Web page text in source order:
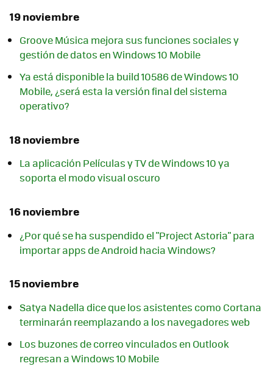
19 noviembre
Groove Música mejora sus funciones sociales y
gestión de datos en Windows 10 Mobile
Ya está disponible la build 10586 de Windows 10
Mobile, ¿será esta la versión final del sistema
operativo?
18 noviembre
La aplicación Películas y TV de Windows 10 ya
soporta el modo visual oscuro
16 noviembre
¿Por qué se ha suspendido el "Project Astoria" para
importar apps de Android hacia Windows?
15 noviembre
Satya Nadella dice que los asistentes como Cortana
terminarán reemplazando a los navegadores web
Los buzones de correo vinculados en Outlook
regresan a Windows 10 Mobile